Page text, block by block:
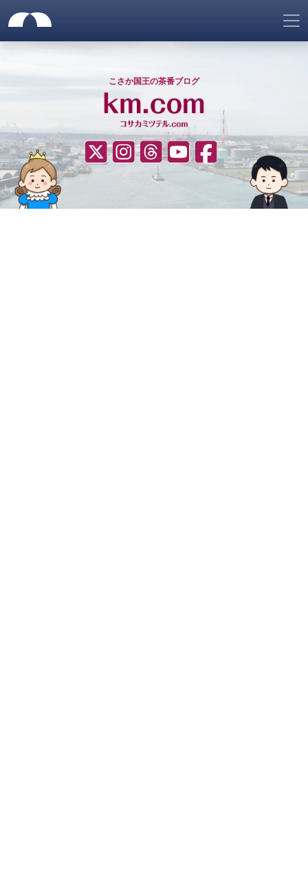
ナビゲーションをスキップ
仮想ネット国家「ゴノヘマ
サイトメニュー
サイトヘッダー
こさか国王の茶番ブログ
????（Twitter）
Instagram
ThreadsYouTubeFacebook